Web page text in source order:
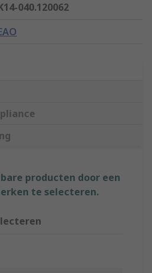
040.120062
producten door een
te selecteren.